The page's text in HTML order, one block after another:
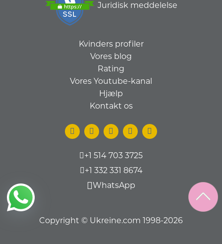
Juridisk meddelelse
Kvinders profiler
Vores blog
Rating
Vores Youtube-kanal
Hjælp
Kontakt os
+1 514 703 3725
+1 332 331 8674
WhatsApp
Copyright © Ukreine.com 1998-2026